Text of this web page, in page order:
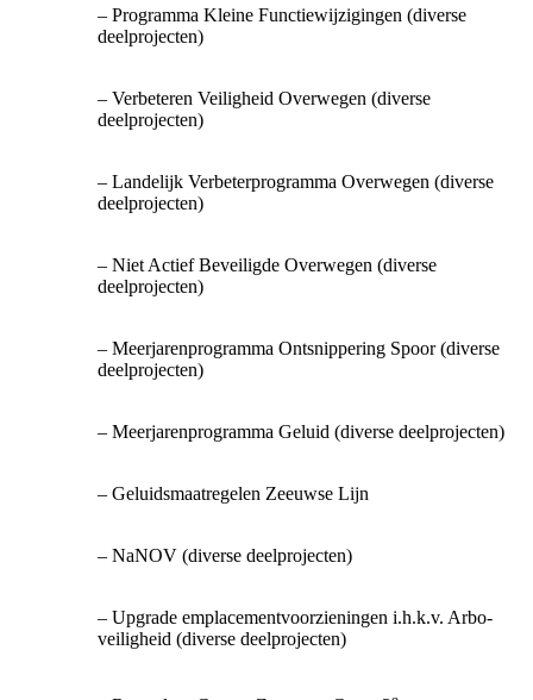
– Programma Kleine Functiewijzigingen (diverse
deelprojecten)
– Verbeteren Veiligheid Overwegen (diverse
deelprojecten)
– Landelijk Verbeterprogramma Overwegen (diverse
deelprojecten)
– Niet Actief Beveiligde Overwegen (diverse
deelprojecten)
– Meerjarenprogramma Ontsnippering Spoor (diverse
deelprojecten)
– Meerjarenprogramma Geluid (diverse deelprojecten)
– Geluidsmaatregelen Zeeuwse Lijn
– NaNOV (diverse deelprojecten)
– Upgrade emplacementvoorzieningen i.h.k.v. Arbo-
veiligheid (diverse deelprojecten)